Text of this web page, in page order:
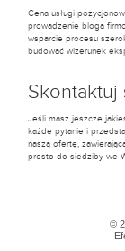
Cena usługi
prowadzenie bloga
wsparcie procesu
budować wizerunek
Skontaktuj
Jeśli masz jeszcze
każde pytanie i
naszą ofertę,
prosto do siedziby we
©